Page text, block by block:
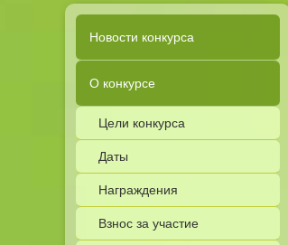
Новости конкурса
О конкурсе
Цели конкурса
Даты
Награждения
Взнос за участие